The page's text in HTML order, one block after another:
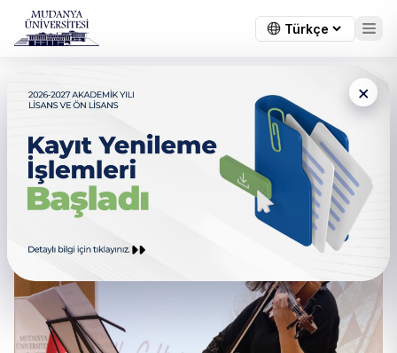
×
Mudanya Üniversitesi’nde
Tarihe Yolculuk:
Göbeklitepe’den Myrleia’ya